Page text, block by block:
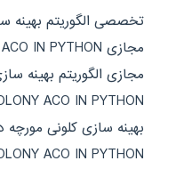
تخصصی الگوریتم بهینه
مجازی ANT COLONY ACO IN PYTHON
مجازی الگوریتم بهینه
ACO IN PYTHON
بهینه سازی کلونی مورچه
ACO IN PYTHON